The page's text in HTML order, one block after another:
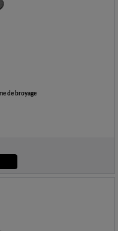
de broyage